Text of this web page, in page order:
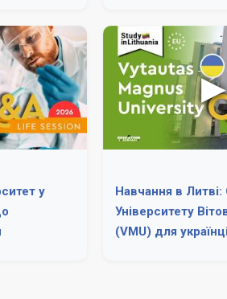
у
Навчання в Литві:
Університету
(VMU) для